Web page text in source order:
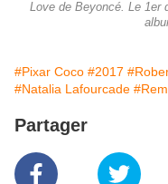
Love de Beyoncé. Le 1er
#Pixar Coco #2017
#Natalia Lafourcade
Partager